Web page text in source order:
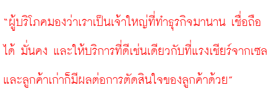
“ผู้บริโภคมองว่าเราเป็นเจ้าใหญ่ที่ทำธุรกิจมานาน เชื่อถือ
ได้ มั่นคง และให้บริการที่ดีเช่นเดียวกับที่แรงเชียร์จากเซล
และลูกค้าเก่าก็มีผลต่อการตัดสินใจของลูกค้าด้วย”